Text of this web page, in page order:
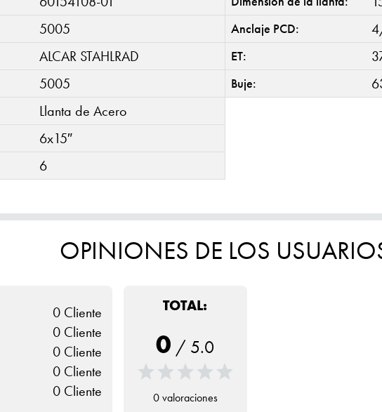
5005
ALCAR STAHLRAD
5005
Llanta de Acero
6x15″
6
Anclaje PCD:
ET:
Buje:
OPINIONES DE LOS
0 Cliente
0 Cliente
0 Cliente
0 Cliente
0 Cliente
TOTAL:
0 / 5.0
0 valoraciones